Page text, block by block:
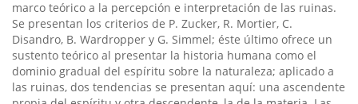
marco teórico a la percepción e interpretación de las ruinas.
Se presentan los criterios de P. Zucker, R. Mortier, C.
Disandro, B. Wardropper y G. Simmel; éste último ofrece un
sustento teórico al presentar la historia humana como el
dominio gradual del espí­ritu sobre la naturaleza; aplicado a
las ruinas, dos tendencias se presentan aquí­: una ascendente